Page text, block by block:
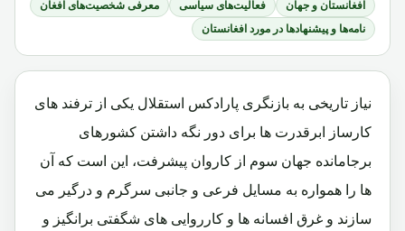
افغانستان و جهان فعالیت‌های سیاسی
معرفی شخصیت‌های افغان
نامه‌ها و پیشنهادها در مورد افغانستان
نیاز تاریخی به بازنگری پارادکس استقلال یکی از ترفند های
کارساز ابرقدرت ها برای دور نگه داشتن کشورهای
برجامانده جهان سوم از کاروان پیشرفت، این است که آن
ها را همواره به مسایل فرعی و جانبی سرگرم و درگیر می
سازند و غرق افسانه ها و کارروایی های شگفتی برانگیز و